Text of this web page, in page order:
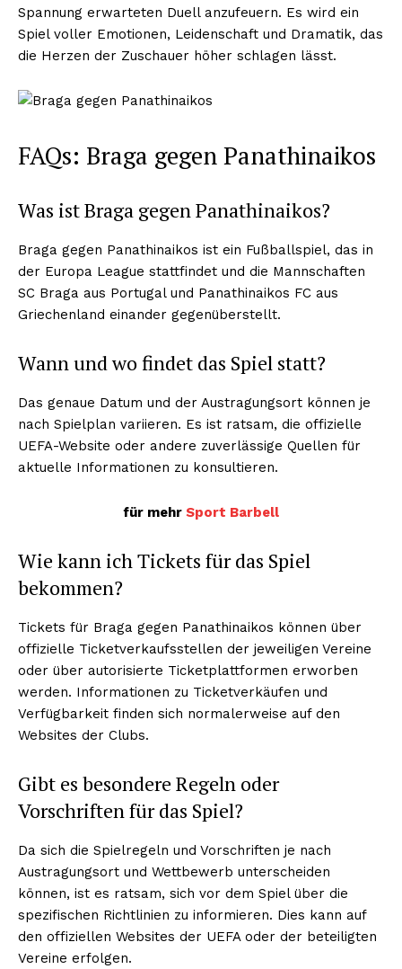
Nachrichtenhype
ABONNIERE JETZT
Company
Um
Spannung erwarteten Duell anzufeuern. Es wird ein
Spiel voller Emotionen, Leidenschaft und Dramatik, das
die Herzen der Zuschauer höher schlagen lässt.
FAQs: Braga gegen Panathinaikos
Was ist Braga gegen Panathinaikos?
Braga gegen Panathinaikos ist ein Fußballspiel, das in
der Europa League stattfindet und die Mannschaften
SC Braga aus Portugal und Panathinaikos FC aus
Griechenland einander gegenüberstellt.
Wann und wo findet das Spiel statt?
Das genaue Datum und der Austragungsort können je
nach Spielplan variieren. Es ist ratsam, die offizielle
UEFA-Website oder andere zuverlässige Quellen für
aktuelle Informationen zu konsultieren.
für mehr Sport Barbell
Wie kann ich Tickets für das Spiel
bekommen?
Tickets für Braga gegen Panathinaikos können über
offizielle Ticketverkaufsstellen der jeweiligen Vereine
oder über autorisierte Ticketplattformen erworben
werden. Informationen zu Ticketverkäufen und
Verfügbarkeit finden sich normalerweise auf den
Websites der Clubs.
Gibt es besondere Regeln oder
Vorschriften für das Spiel?
Da sich die Spielregeln und Vorschriften je nach
Austragungsort und Wettbewerb unterscheiden
können, ist es ratsam, sich vor dem Spiel über die
spezifischen Richtlinien zu informieren. Dies kann auf
den offiziellen Websites der UEFA oder der beteiligten
Vereine erfolgen.